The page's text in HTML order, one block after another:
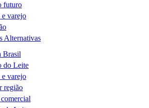
futuro
e varejo
Alternativas
Brasil
do Leite
e varejo
região